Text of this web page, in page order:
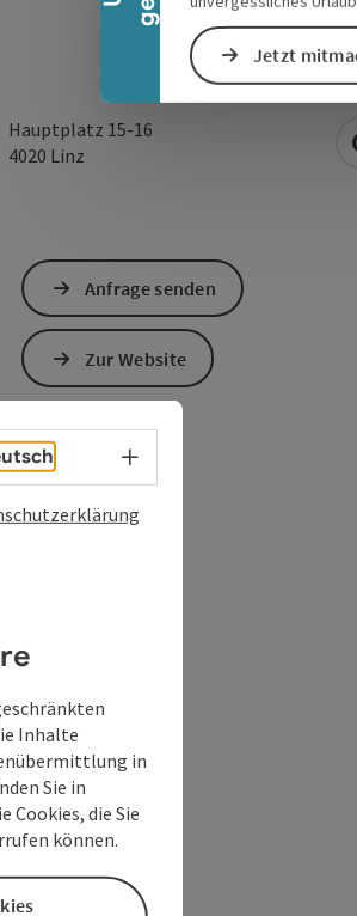
Jetzt
Hauptplatz 15-16
4020 Linz
Anfrage senden
Zur Website
Sprachwahl - Menü öffnen
Inhalte
in
Sie in
Cookies, die Sie
können.